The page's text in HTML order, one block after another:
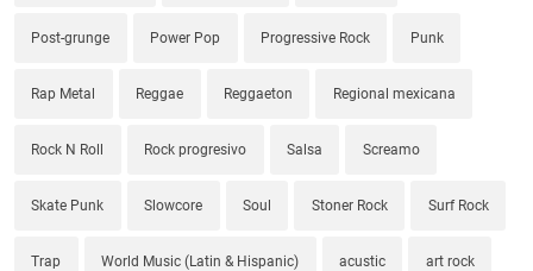
Post-grunge Power Pop Progressive Rock Punk
Rap Metal Reggae Reggaeton Regional mexicana
Rock N Roll Rock progresivo Salsa Screamo
Skate Punk Slowcore Soul Stoner Rock Surf Rock
Trap World Music (Latin & Hispanic) acustic art rock